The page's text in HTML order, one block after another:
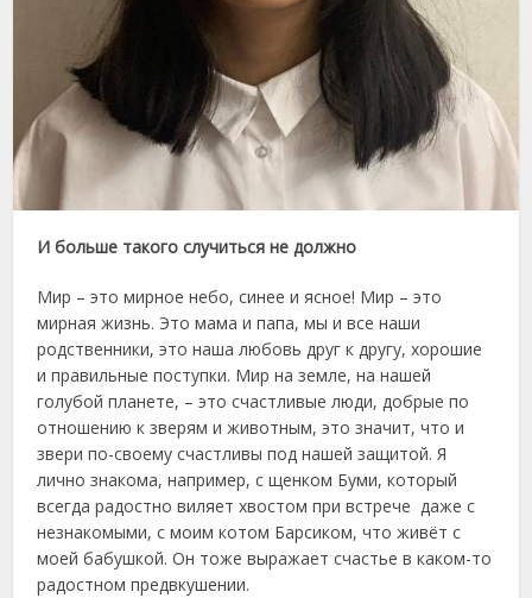
И больше такого случиться не должно
Мир – это мирное небо, синее и ясное! Мир – это
мирная жизнь. Это мама и папа, мы и все наши
родственники, это наша любовь друг к другу, хорошие
и правильные поступки. Мир на земле, на нашей
голубой планете, – это счастливые люди, добрые по
отношению к зверям и животным, это значит, что и
звери по-своему счастливы под нашей защитой. Я
лично знакома, например, с щенком Буми, который
всегда радостно виляет хвостом при встрече даже с
незнакомыми, с моим котом Барсиком, что живёт с
моей бабушкой. Он тоже выражает счастье в каком-то
радостном предвкушении.